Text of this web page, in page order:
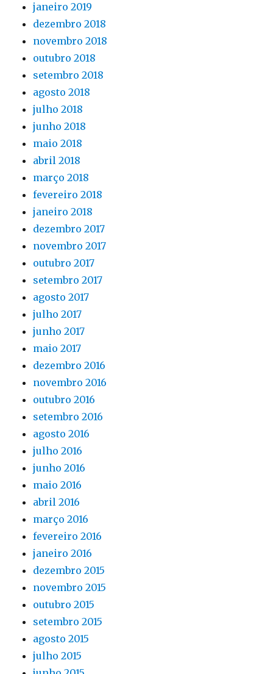
janeiro 2019
dezembro 2018
novembro 2018
outubro 2018
setembro 2018
agosto 2018
julho 2018
junho 2018
maio 2018
abril 2018
março 2018
fevereiro 2018
janeiro 2018
dezembro 2017
novembro 2017
outubro 2017
setembro 2017
agosto 2017
julho 2017
junho 2017
maio 2017
dezembro 2016
novembro 2016
outubro 2016
setembro 2016
agosto 2016
julho 2016
junho 2016
maio 2016
abril 2016
março 2016
fevereiro 2016
janeiro 2016
dezembro 2015
novembro 2015
outubro 2015
setembro 2015
agosto 2015
julho 2015